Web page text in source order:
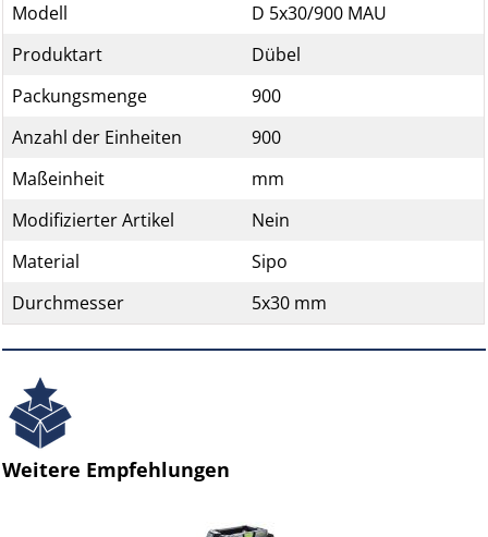
Modell
D 5x30/900 MAU
Produktart
Dübel
Packungsmenge
900
Anzahl der Einheiten
900
Maßeinheit
mm
Modifizierter Artikel
Nein
Material
Sipo
Durchmesser
5x30 mm
Weitere Empfehlungen